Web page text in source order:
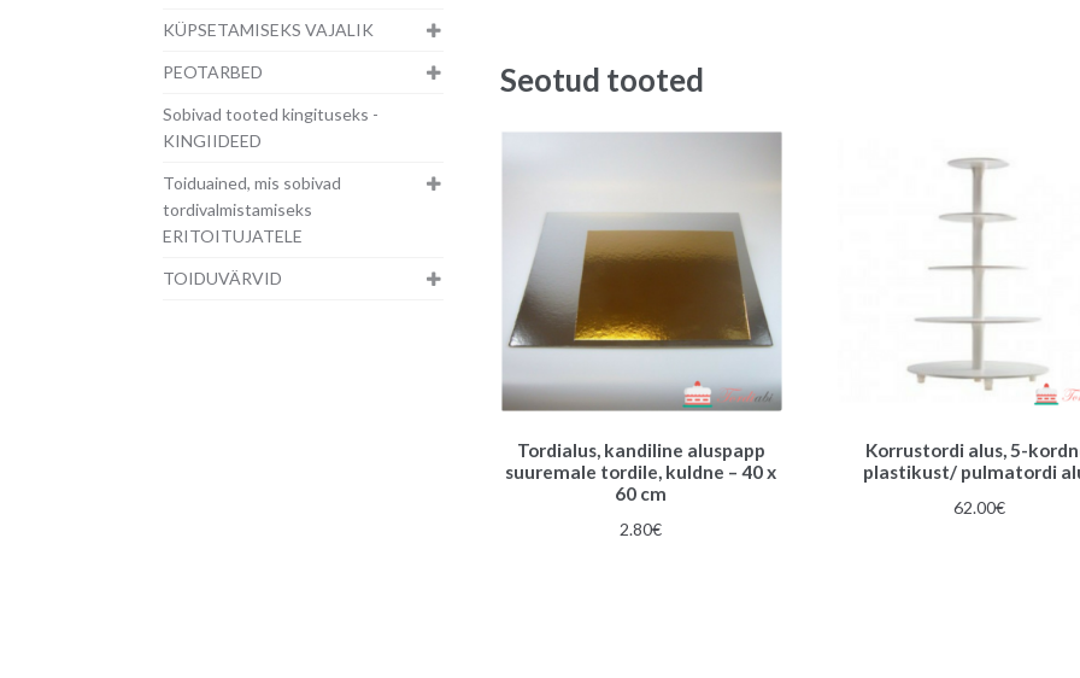
Seotud tooted
Tordialus, kandiline aluspapp
suuremale tordile, kuldne – 40 x
60 cm
2.80€
Korrustordi alus, 5-
plastikust/ pulmatordi
62.00€
KÜPSETAMISEKS VAJALIK
PEOTARBED
Sobivad tooted kingituseks -
KINGIIDEED
Toiduained, mis sobivad
tordivalmistamiseks
ERITOITUJATELE
TOIDUVÄRVID